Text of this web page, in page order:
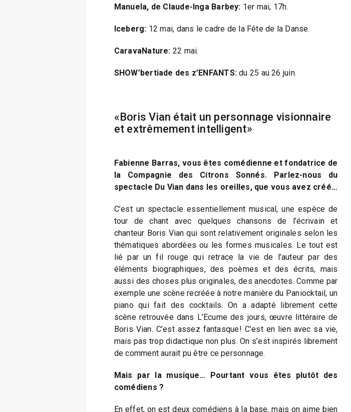
Manuela, de Claude-Inga Barbey: 1er mai, 17h.
Iceberg: 12 mai, dans le cadre de la Fête de la Danse.
CaravaNature: 22 mai.
SHOW’bertiade des z’ENFANTS: du 25 au 26 juin.
«Boris Vian était un personnage visionnaire
et extrêmement intelligent»
Fabienne Barras, vous êtes comédienne et fondatrice de
la Compagnie des Citrons Sonnés. Parlez-nous du
spectacle Du Vian dans les oreilles, que vous avez créé…
C’est un spectacle essentiellement musical, une espèce de
tour de chant avec quelques chansons de l’écrivain et
chanteur Boris Vian qui sont relativement originales selon les
thématiques abordées ou les formes musicales. Le tout est
lié par un fil rouge qui retrace la vie de l’auteur par des
éléments biographiques, des poèmes et des écrits, mais
aussi des choses plus originales, des anecdotes. Comme par
exemple une scène recréée à notre manière du Paniocktail, un
piano qui fait des cocktails. On a adapté librement cette
scène retrouvée dans L’Ecume des jours, œuvre littéraire de
Boris Vian. C’est assez fantasque! C’est en lien avec sa vie,
mais pas trop didactique non plus. On s’est inspirés librement
de comment aurait pu être ce personnage.
Mais par la musique… Pourtant vous êtes plutôt des
comédiens ?
En effet, on est deux comédiens à la base, mais on aime bien